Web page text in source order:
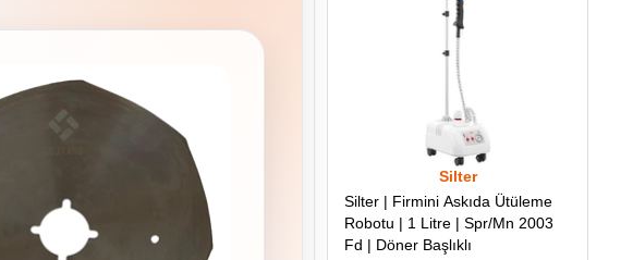
Silter
Silter | Firmini Askıda Ütüleme
Robotu | 1 Litre | Spr/Mn 2003
Fd | Döner Başlıklı